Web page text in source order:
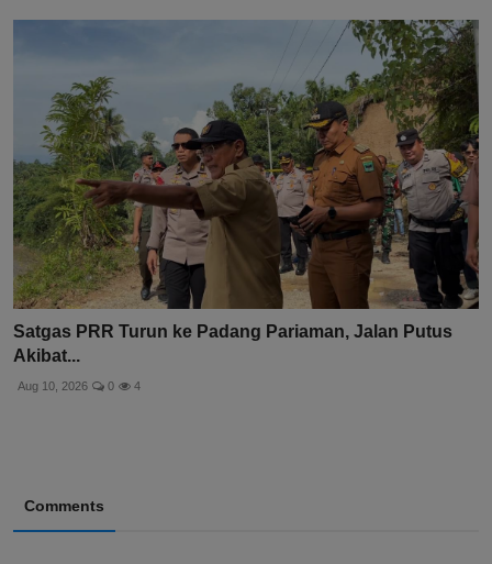
Satgas PRR Turun ke Padang Pariaman, Jalan Putus
Akibat...
Aug 10, 2026 0 4
Comments